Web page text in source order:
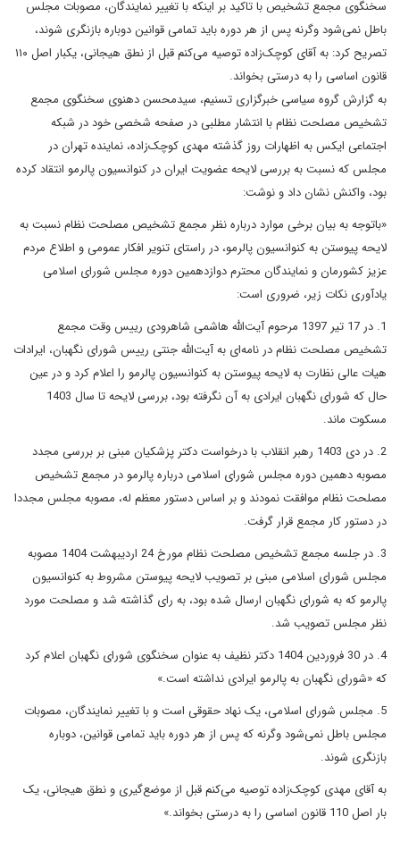
سخنگوی مجمع تشخیص با تاکید بر اینکه با تغییر نمایندگان، مصوبات مجلس
باطل نمی‌شود وگرنه پس از هر دوره باید تمامی قوانین دوباره بازنگری شوند،
تصریح کرد: به آقای کوچک‌زاده توصیه می‌کنم قبل از نطق هیجانی، یکبار اصل ۱۱۰
قانون اساسی را به درستی بخواند.
به گزارش گروه سیاسی خبرگزاری تسنیم، سیدمحسن دهنوی سخنگوی مجمع
تشخیص مصلحت نظام با انتشار مطلبی در صفحه شخصی خود در شبکه
اجتماعی ایکس به اظهارات روز گذشته مهدی کوچک‌زاده، نماینده تهران در
مجلس که نسبت به بررسی لایحه عضویت ایران در کنوانسیون پالرمو انتقاد کرده
بود، واکنش نشان داد و نوشت:
«باتوجه به بیان برخی موارد درباره نظر مجمع تشخیص مصلحت نظام نسبت به
لایحه پیوستن به کنوانسیون پالرمو، در راستای تنویر افکار عمومی و اطلاع مردم
عزیز کشورمان و نمایندگان محترم دوازدهمین دوره مجلس شورای اسلامی
یادآوری نکات زیر، ضروری است:
1. در 17 تیر 1397 مرحوم آیت‌الله هاشمی شاهرودی رییس وقت مجمع
تشخیص مصلحت نظام در نامه‌ای به آیت‌الله جنتی رییس شورای نگهبان، ایرادات
هیات عالی نظارت به لایحه پیوستن به کنوانسیون پالرمو را اعلام کرد و در عین
حال که شورای نگهبان ایرادی به آن نگرفته بود، بررسی لایحه تا سال 1403
مسکوت ماند.
2. در دی 1403 رهبر انقلاب با درخواست دکتر پزشکیان مبنی بر بررسی مجدد
مصوبه دهمین دوره مجلس شورای اسلامی درباره پالرمو در مجمع تشخیص
مصلحت نظام موافقت نمودند و بر اساس دستور معظم له، مصوبه مجلس مجددا
در دستور کار مجمع قرار گرفت.
3. در جلسه مجمع تشخیص مصلحت نظام مورخ 24 اردیبهشت 1404 مصوبه
مجلس شورای اسلامی مبنی بر تصویب لایحه پیوستن مشروط به کنوانسیون
پالرمو که به شورای نگهبان ارسال شده بود، به رای گذاشته شد و مصلحت مورد
نظر مجلس تصویب شد.
4. در 30 فروردین 1404 دکتر نظیف به عنوان سخنگوی شورای نگهبان اعلام کرد
که «شورای نگهبان به پالرمو ایرادی نداشته است.»
5. مجلس شورای اسلامی، یک نهاد حقوقی است و با تغییر نمایندگان، مصوبات
مجلس باطل نمی‌شود وگرنه که پس از هر دوره باید تمامی قوانین، دوباره
بازنگری شوند.
به آقای مهدی کوچک‌زاده توصیه می‌کنم قبل از موضع‌گیری و نطق هیجانی، یک
بار اصل 110 قانون اساسی را به درستی بخواند.»